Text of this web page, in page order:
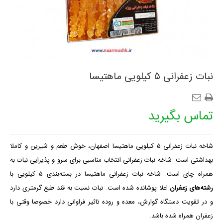
نبات زعفرانی ۵ کیلویی ماهتیسا
تماس بگیرید
شاخه نبات زعفرانی ۵ کیلویی ماهتیسا اصفهان، خوش طعم و شیرین و کاملا
بهداشتی است. شاخه نبات زعفرانی انتخاب مناسبی برای سرو و پذیرایی نبات به
همراه چای است. شاخه نبات زعفرانی ماهتیسا در بسته‌بندی ۵ کیلویی با
رشته‌های زعفران اعلا پوشانده شده است. نبات نسبت به قند طبع گرمتری دارد
و در تقویت دستگاه گوارش، معده و روده تاثیر فراوانی دارد خصوصا وقتی با
زعفران همراه شده باشد.